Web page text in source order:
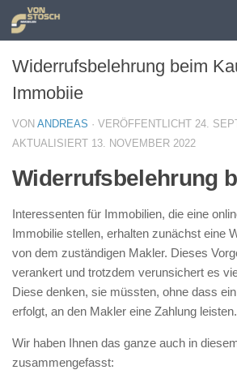
Zum Inhalt springen
Widerrufsbelehrung beim
Immobiie
VON ANDREAS · VERÖFFENTLICHT 24.
AKTUALISIERT 13. NOVEMBER 2022
Widerrufsbelehrung
Interessenten für Immobilien, die eine
Immobilie stellen, erhalten zunächst eine
von dem zuständigen Makler. Dieses
verankert und trotzdem verunsichert es
Diese denken, sie müssten, ohne dass
erfolgt, an den Makler eine Zahlung leisten.
Wir haben Ihnen das ganze auch in
zusammengefasst: